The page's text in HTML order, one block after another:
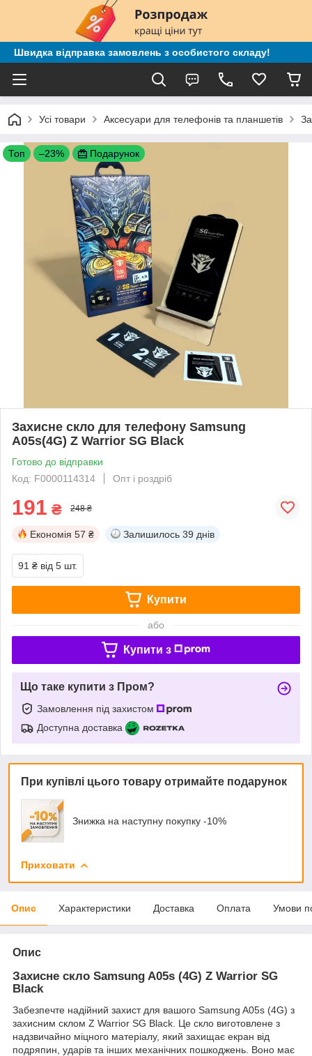
Швидка відправка замовлень з особистого складу!
Усі товари Аксесуари для телефонів та планшетів
Топ –23% Подарунок
Захисне скло для телефону Samsung
A05s(4G) Z Warrior SG Black
Готово до відправки
Код: F0000114314
Опт і роздріб
191 ₴ 248 ₴
Економія 57 ₴ Залишилось 39 днів
91 ₴ від 5 шт.
Купити
або
Купити з
Що таке купити з Пром?
Замовлення під захистом
Доступна доставка
При купівлі цього товару отримайте подарунок
Знижка на наступну покупку -10%
Приховати
Опис Характеристики Доставка Оплата Умови
Опис
Захисне скло Samsung A05s (4G) Z Warrior SG
Black
Забезпечте надійний захист для вашого Samsung A05s (4G) з
захисним склом Z Warrior SG Black. Це скло виготовлене з
надзвичайно міцного матеріалу, який захищає екран від
подряпин, ударів та інших механічних пошкоджень. Воно має